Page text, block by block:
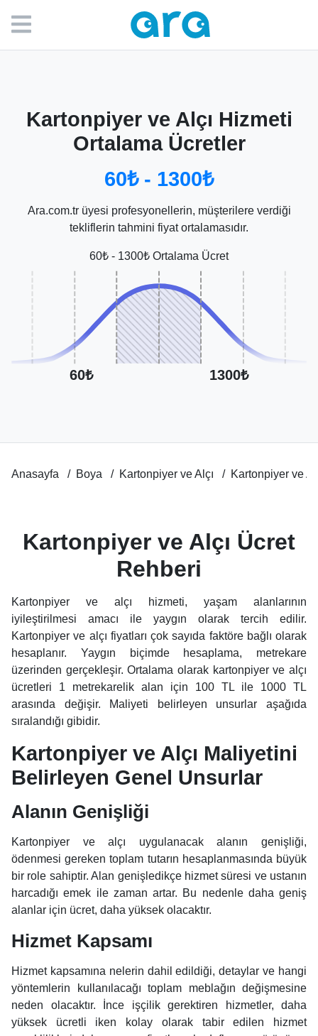
Kartonpiyer ve Alçı Hizmeti
Ortalama Ücretler
60₺ - 1300₺
Ara.com.tr üyesi profesyonellerin, müşterilere verdiği
tekliflerin tahmini fiyat ortalamasıdır.
60₺ - 1300₺ Ortalama Ücret
60₺ 1300₺
Anasayfa Boya Kartonpiyer ve Alçı Kartonpiyer ve
Kartonpiyer ve Alçı Ücret
Rehberi
Kartonpiyer ve alçı hizmeti, yaşam alanlarının
iyileştirilmesi amacı ile yaygın olarak tercih edilir.
Kartonpiyer ve alçı fiyatları çok sayıda faktöre bağlı olarak
hesaplanır. Yaygın biçimde hesaplama, metrekare
üzerinden gerçekleşir. Ortalama olarak kartonpiyer ve alçı
ücretleri 1 metrekarelik alan için 100 TL ile 1000 TL
arasında değişir. Maliyeti belirleyen unsurlar aşağıda
sıralandığı gibidir.
Kartonpiyer ve Alçı Maliyetini
Belirleyen Genel Unsurlar
Alanın Genişliği
Kartonpiyer ve alçı uygulanacak alanın genişliği,
ödenmesi gereken toplam tutarın hesaplanmasında büyük
bir role sahiptir. Alan genişledikçe hizmet süresi ve ustanın
harcadığı emek ile zaman artar. Bu nedenle daha geniş
alanlar için ücret, daha yüksek olacaktır.
Hizmet Kapsamı
Hizmet kapsamına nelerin dahil edildiği, detaylar ve hangi
yöntemlerin kullanılacağı toplam meblağın değişmesine
neden olacaktır. İnce işçilik gerektiren hizmetler, daha
yüksek ücretli iken kolay olarak tabir edilen hizmet